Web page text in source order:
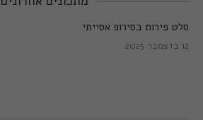
סלט פירות בסירופ אסייתי
12 בדצמבר 2025